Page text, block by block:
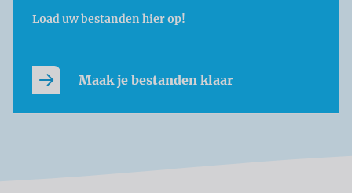
Load uw bestanden hier op!
Maak je bestanden klaar